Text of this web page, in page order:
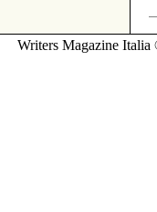
Writers Magazine